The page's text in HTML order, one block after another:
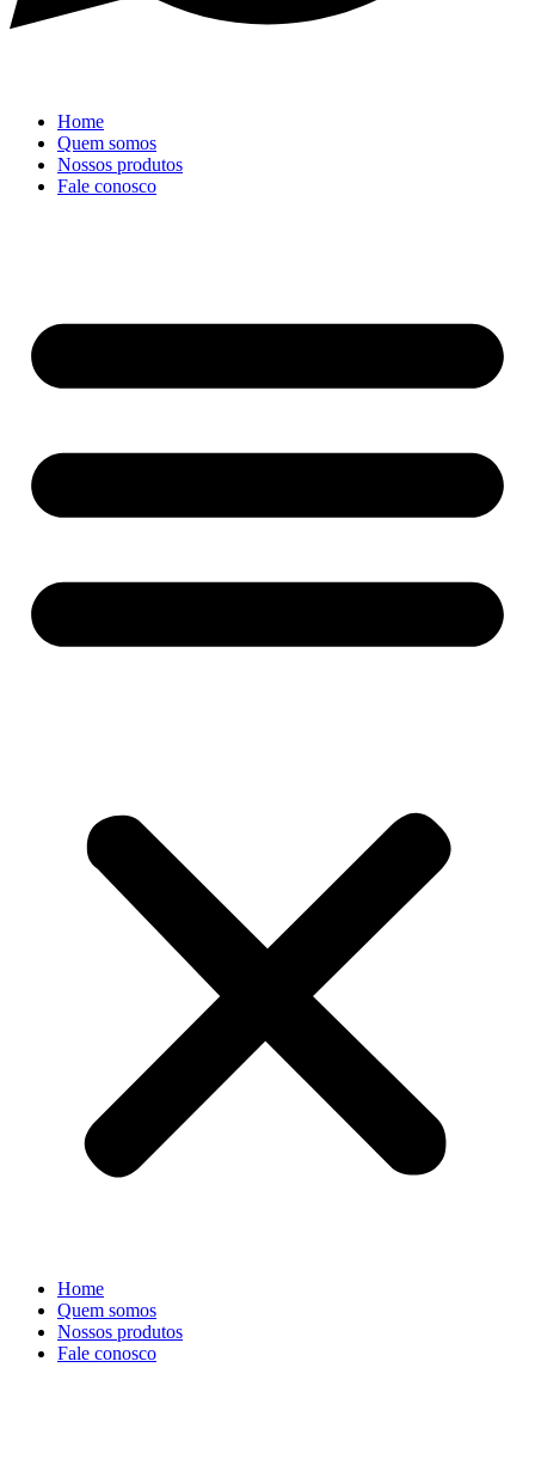
Home
Quem somos
Nossos produtos
Fale conosco
Home
Quem somos
Nossos produtos
Fale conosco